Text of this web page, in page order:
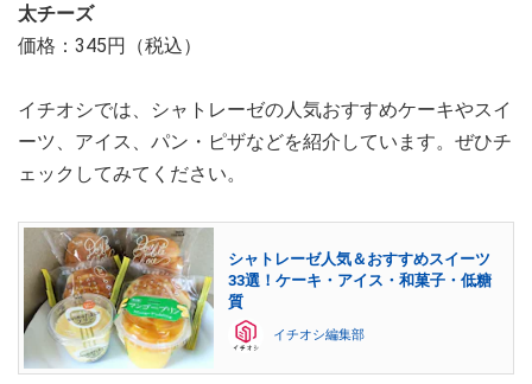
太チーズ
価格：345円（税込）
イチオシでは、シャトレーゼの人気おすすめケーキやスイ
ーツ、アイス、パン・ピザなどを紹介しています。ぜひチ
ェックしてみてください。
シャトレーゼ人気＆おすすめスイーツ
33選！ケーキ・アイス・和菓子・低糖
質
イチオシ編集部